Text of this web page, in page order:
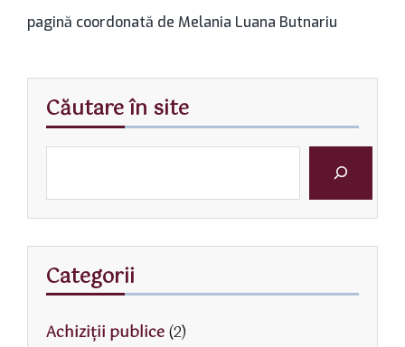
pagină coordonată de Melania Luana Butnariu
Căutare în site
Categorii
Achiziții publice(2)